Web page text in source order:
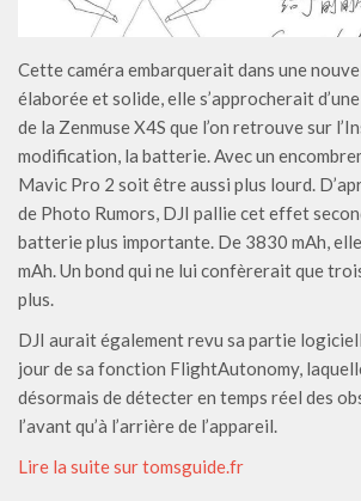
Cette caméra embarquerait dans une
élaborée et solide, elle s’approcherait
de la Zenmuse X4S que l’on retrouve sur
modification, la batterie. Avec un
Mavic Pro 2 soit être aussi plus lourd.
de Photo Rumors, DJI pallie cet effet
batterie plus importante. De 3830 mAh,
mAh. Un bond qui ne lui confèrerait que
plus.
DJI aurait également revu sa partie
jour de sa fonction FlightAutonomy,
désormais de détecter en temps réel des
l’avant qu’à l’arrière de l’appareil.
Lire la suite sur tomsguide.fr